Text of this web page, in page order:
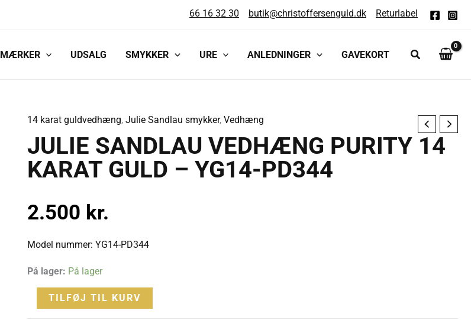
66 16 32 30 butik@christoffersenguld.dk Returlabel
MÆRKER UDSALG SMYKKER URE ANLEDNINGER GAVEKORT
14 karat guldvedhæng, Julie Sandlau smykker, Vedhæng
JULIE SANDLAU VEDHÆNG PURITY 14
KARAT GULD – YG14-PD344
2.500 kr.
Model nummer: YG14-PD344
På lager: På lager
JULIE
SANDLAU
VEDHÆNG
PURITY
KARAT
-
PD344
TILFØJ TIL KURV